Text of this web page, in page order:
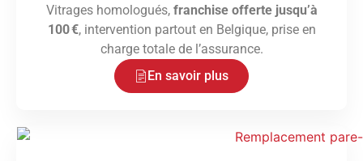
Vitrages homologués, franchise offerte jusqu’à
100 €, intervention partout en Belgique, prise en
charge totale de l’assurance.
En savoir plus